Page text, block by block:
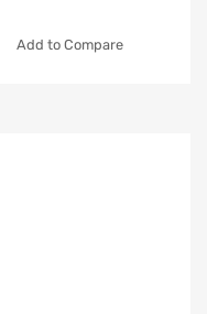
Add to Compare